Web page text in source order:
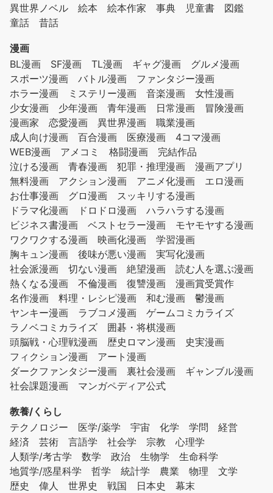
異世界ノベル
絵本 絵本作家 事典 児童書
図鑑
童話
昔話
漫画
BL漫画
SF漫画 TL漫画 ギャグ漫画
グルメ漫画
スポーツ漫画
バトル漫画
ファンタジー漫画
ホラー漫画
ミステリー漫画 音楽漫画
女性漫画
少女漫画
少年漫画 青年漫画 日常漫画
冒険漫画
漫画家
恋愛漫画 異世界漫画
職業漫画
成人向け漫画
百合漫画 医療漫画
4コマ漫画
WEB漫画
アメコミ 格闘漫画
完結作品
泣ける漫画
青春漫画 犯罪・推理漫画
漫画アプリ
無料漫画
アクション漫画 アニメ化漫画
エロ漫画
お仕事漫画
グロ漫画
スッキリする漫画
ドラマ化漫画
ドロドロ漫画
ハラハラする漫画
ビジネス書漫画
ベストセラー漫画
モヤモヤする漫画
ワクワクする漫画
映画化漫画
学習漫画
胸キュン漫画
後味が悪い漫画
実写化漫画
社会派漫画
切ない漫画 絶望漫画
読む人を選ぶ漫画
熱くなる漫画
不倫漫画 復讐漫画
漫画賞受賞作
名作漫画
料理・レシピ漫画 和む漫画
鬱漫画
ヤンキー漫画
ラブコメ漫画
ゲームコミカライズ
ラノベコミカライズ
囲碁・将棋漫画
頭脳戦・心理戦漫画
歴史ロマン漫画
史実漫画
フィクション漫画
アート漫画
ダークファンタジー漫画
裏社会漫画
ギャンブル漫画
社会課題漫画
マンガペディア公式
教養/くらし
テクノロジー
医学/薬学 宇宙 化学 学問
経営
経済
芸術 言語学 社会学 宗教
心理学
人類学/考古学
数学 政治 生物学
生命科学
地質学/惑星科学
哲学 統計学 農業 物理
文学
歴史
偉人 世界史 戦国 日本史
幕末